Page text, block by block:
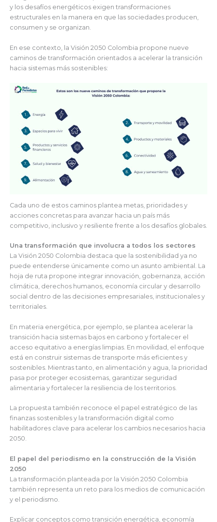
y los desafíos energéticos exigen transformaciones
estructurales en la manera en que las sociedades producen,
consumen y se organizan.
En ese contexto, la Visión 2050 Colombia propone nueve
caminos de transformación orientados a acelerar la transición
hacia sistemas más sostenibles:
Cada uno de estos caminos plantea metas, prioridades y
acciones concretas para avanzar hacia un país más
competitivo, inclusivo y resiliente frente a los desafíos globales.
Una transformación que involucra a todos los sectores
La Visión 2050 Colombia destaca que la sostenibilidad ya no
puede entenderse únicamente como un asunto ambiental. La
hoja de ruta propone integrar innovación, gobernanza, acción
climática, derechos humanos, economía circular y desarrollo
social dentro de las decisiones empresariales, institucionales y
territoriales.
En materia energética, por ejemplo, se plantea acelerar la
transición hacia sistemas bajos en carbono y fortalecer el
acceso equitativo a energías limpias. En movilidad, el enfoque
está en construir sistemas de transporte más eficientes y
sostenibles. Mientras tanto, en alimentación y agua, la prioridad
pasa por proteger ecosistemas, garantizar seguridad
alimentaria y fortalecer la resiliencia de los territorios.
La propuesta también reconoce el papel estratégico de las
finanzas sostenibles y la transformación digital como
habilitadores clave para acelerar los cambios necesarios hacia
2050.
El papel del periodismo en la construcción de la Visión
2050
La transformación planteada por la Visión 2050 Colombia
también representa un reto para los medios de comunicación
y el periodismo.
Explicar conceptos como transición energética, economía